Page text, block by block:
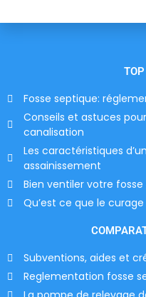
Fosse septique:
Conseils et astuces
canalisation
Les caractéristiques
assainissement
Bien ventiler votre
Qu’est ce que le
Subventions, aides et
Reglementation fosse